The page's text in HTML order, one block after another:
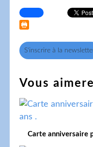
S'inscrire à la
Vous
Carte anniversaire